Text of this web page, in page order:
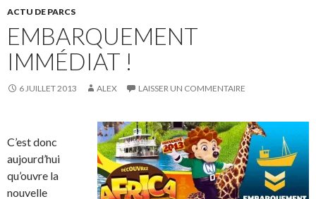
ACTU DE PARCS
EMBARQUEMENT
IMMÉDIAT !
6 JUILLET 2013 ALEX LAISSER UN COMMENTAIRE
C’est donc
aujourd’hui
qu’ouvre la
nouvelle